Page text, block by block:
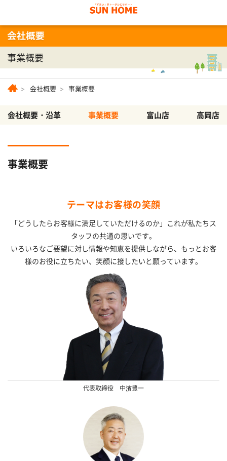
事業概要
会社概要 事業概要
会社概要・沿革 事業概要 富山店 高岡店
事業概要
テーマはお客様の笑顔
「どうしたらお客様に満足していただけるのか」 これが私たちス
タッフの共通の思いです。
いろいろなご要望に対し情報や知恵を提供しながら、 もっとお客
様のお役に立ちたい、 笑顔に接したいと願っています。
代表取締役 中濱豊一